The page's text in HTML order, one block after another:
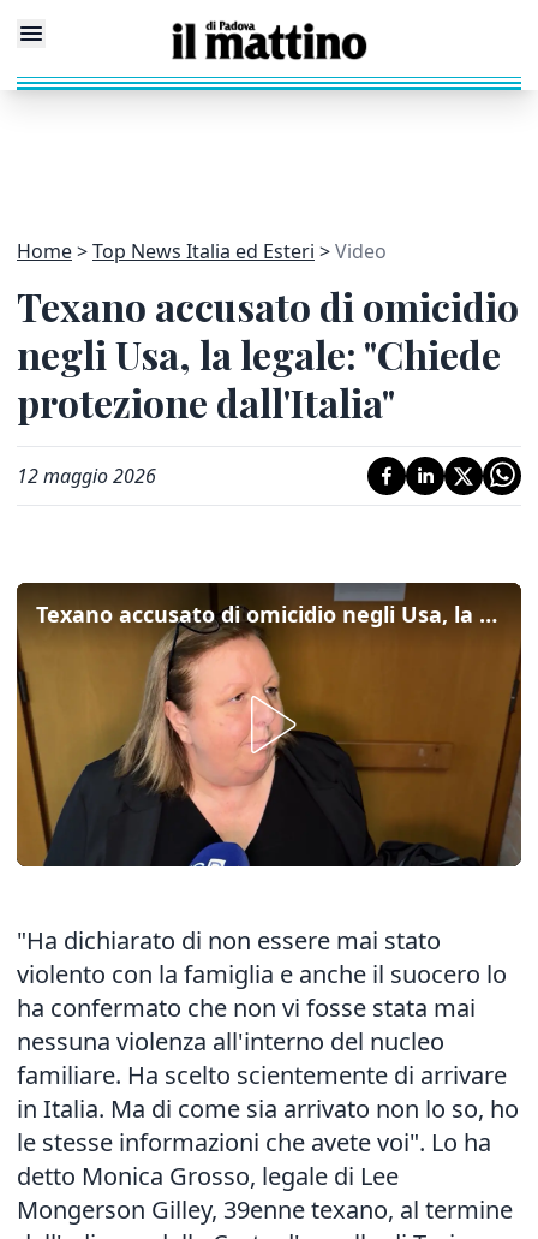
Home Top News Italia ed Esteri Video
Texano accusato di omicidio
negli Usa, la legale: "Chiede
protezione dall'Italia"
12 maggio 2026
Texano accusato di omicidio negli Usa, la legale: "Chiede protezione dall'Italia"
"Ha dichiarato di non essere mai stato
violento con la famiglia e anche il suocero lo
ha confermato che non vi fosse stata mai
nessuna violenza all'interno del nucleo
familiare. Ha scelto scientemente di arrivare
in Italia. Ma di come sia arrivato non lo so, ho
le stesse informazioni che avete voi". Lo ha
detto Monica Grosso, legale di Lee
Mongerson Gilley, 39enne texano, al termine